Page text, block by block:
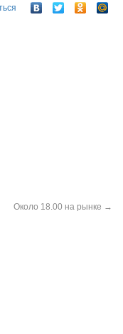
Около 18.00 на рынке →